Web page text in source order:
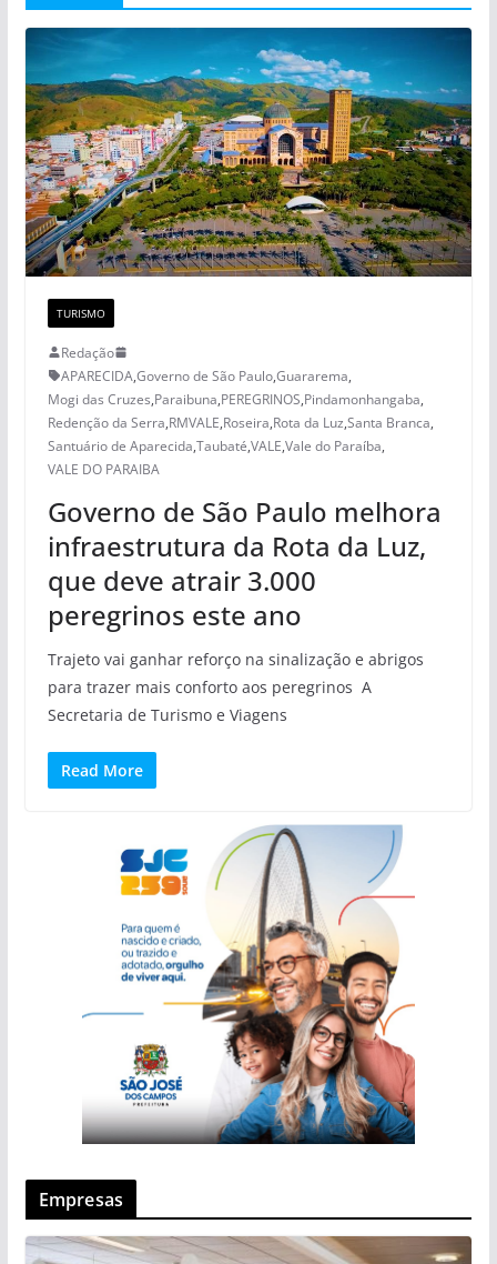
TURISMO
Redação
APARECIDA,Governo de São Paulo,Guararema,
Mogi das Cruzes,Paraibuna,PEREGRINOS,Pindamonhangaba,
Redenção da Serra,RMVALE,Roseira,Rota da Luz,Santa Branca,
Santuário de Aparecida,Taubaté,VALE,Vale do Paraíba,
VALE DO PARAIBA
Governo de São Paulo melhora
infraestrutura da Rota da Luz,
que deve atrair 3.000
peregrinos este ano
Trajeto vai ganhar reforço na sinalização e abrigos
para trazer mais conforto aos peregrinos A
Secretaria de Turismo e Viagens
Read More
Empresas